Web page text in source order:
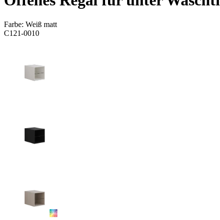
Farbe: Weiß matt
C121-0010